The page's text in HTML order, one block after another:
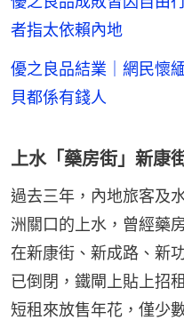
者指太依賴內地
優之良品結業｜網民懷
貝都係有錢人
上水「藥房街」新康
過去三年，內地旅客及
洲關口的上水，曾經藥
在新康街、新成路、新
已倒閉，鐵閘上貼上招
短租來放售年花，僅少